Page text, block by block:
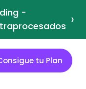
-
›
tu Plan